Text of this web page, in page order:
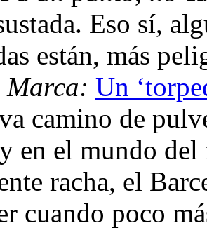
Eso sí,
están, más
Un
camino de
en el mundo
racha, el
cuando poco